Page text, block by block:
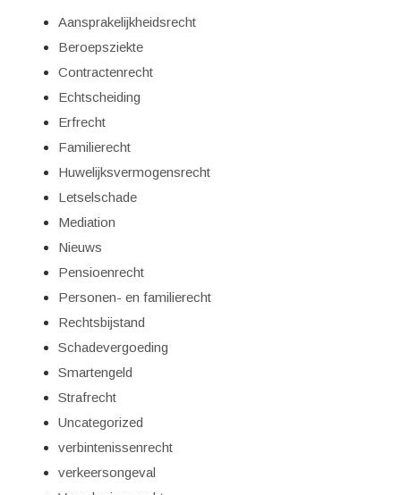
Aansprakelijkheidsrecht
Beroepsziekte
Contractenrecht
Echtscheiding
Erfrecht
Familierecht
Huwelijksvermogensrecht
Letselschade
Mediation
Nieuws
Pensioenrecht
Personen- en familierecht
Rechtsbijstand
Schadevergoeding
Smartengeld
Strafrecht
Uncategorized
verbintenissenrecht
verkeersongeval